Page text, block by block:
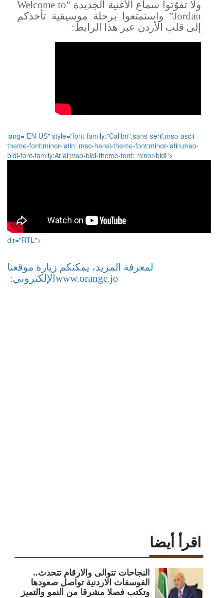
ولا تفوّتوا سماع الأغنية الجديدة
"Welcome to
Jordan”
واستمتعوا برحلة موسيقية تأخذكم
إلى قلب الأردن عبر هذا الرابط:
lang="EN-US" style="font-family:"Calibri",sans-serif;mso-ascii-
theme-font:minor-latin; mso-hansi-theme-font:minor-latin;mso-
bidi-font-family:Arial;mso-bidi-theme-font: minor-bidi">
dir="RTL">
لمعرفة المزيد، يمكنكم زيارة موقعنا
الإلكتروني: www.orange.jo
اقرأ أيضا
النجاحات تتوالى والارقام تتحدث..
الفوسفات الاردنية تواصل صعودها
وتكتب فصلا مشرقا من النمو والتميز